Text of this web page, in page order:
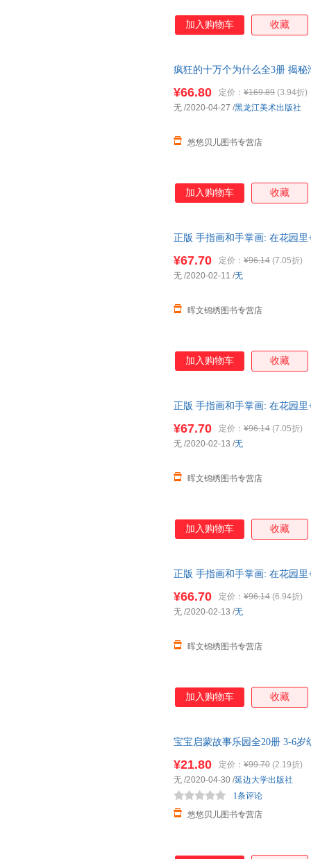
加入购物车 收藏
疯狂的十万个为什么全3册 揭
¥66.80 定价： ¥169.89 (3.94折)
悠悠贝儿图书专营店
无 /2020-04-27 /黑龙江美术出版社
加入购物车 收藏
正版 手指画和手掌画: 在花园
¥67.70 定价： ¥96.14 (7.05折)
晖文锦绣图书专营店
无 /2020-02-11 /无
加入购物车 收藏
正版 手指画和手掌画: 在花园
¥67.70 定价： ¥96.14 (7.05折)
晖文锦绣图书专营店
无 /2020-02-13 /无
加入购物车 收藏
正版 手指画和手掌画: 在花园
¥66.70 定价： ¥96.14 (6.94折)
晖文锦绣图书专营店
无 /2020-02-13 /无
加入购物车 收藏
宝宝启蒙故事乐园全20册 3-6
¥21.80 定价： ¥99.70 (2.19折)
悠悠贝儿图书专营店
1条评论
无 /2020-04-30 /延边大学出版社